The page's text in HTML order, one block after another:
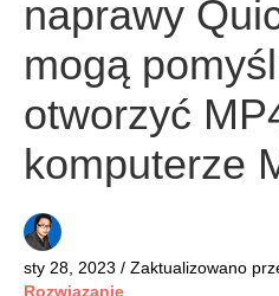
naprawy
mogą
otworzyć
komputerze
sty 28, 2023 / Zaktualizowano
Rozwiązanie